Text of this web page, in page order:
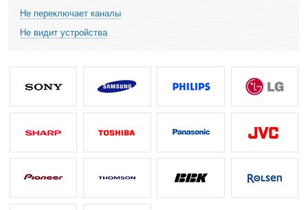
Не переключает каналы
Не видит устройства